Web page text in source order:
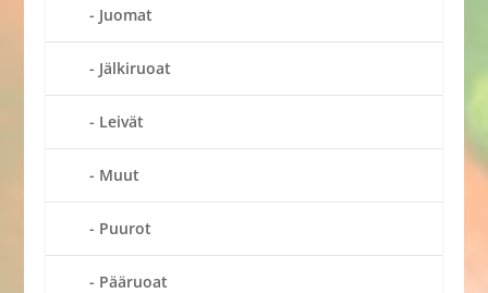
Juomat
Jälkiruoat
Leivät
Muut
Puurot
Pääruoat